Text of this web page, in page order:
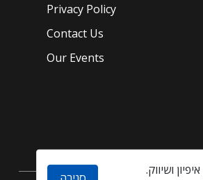
Privacy Policy
Contact Us
Our Events